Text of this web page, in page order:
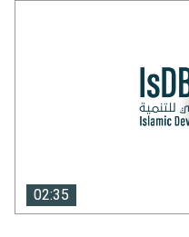
02:35
02:35